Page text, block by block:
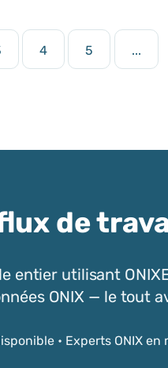
4 5 ...
de
entier utilisant
ONIX — le tout
• Experts ONIX